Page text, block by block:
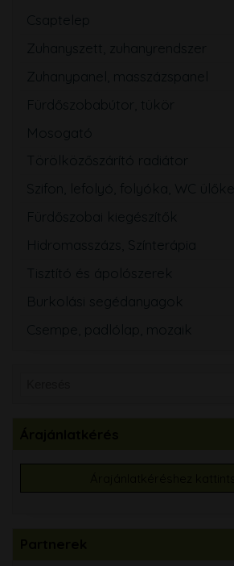
Csaptelep
Zuhanyszett, zuhanyrendszer
Zuhanypanel, masszázspanel
Fürdőszobabútor, tükör
Mosogató
Törölközőszárító radiátor
Szifon, lefolyó, folyóka, WC ülőke
Fürdőszobai kiegészítők
Hidromasszázs, Színterápia
Tisztító és ápolószerek
Burkolási segédanyagok
Csempe, padlólap, mozaik